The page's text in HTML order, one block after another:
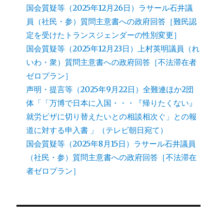
国会質疑等（2025年12月26日）ラサール石井議
員（社民・参）質問主意書への政府回答［難民認
定を受けたトランスジェンダーの性別変更］
国会質疑等（2025年12月23日）上村英明議員（れ
いわ・衆）質問主意書への政府回答［不法滞在者
ゼロプラン］
声明・提言等（2025年9月22日）全難連ほか2団
体「「万博で日本に入国・・・『帰りたくない』
就労ビザに切り替えたいとの相談相次ぐ」との報
道に対する申入書 」（テレビ朝日宛て）
国会質疑等（2025年8月15日）ラサール石井議員
（社民・参）質問主意書への政府回答［不法滞在
者ゼロプラン］